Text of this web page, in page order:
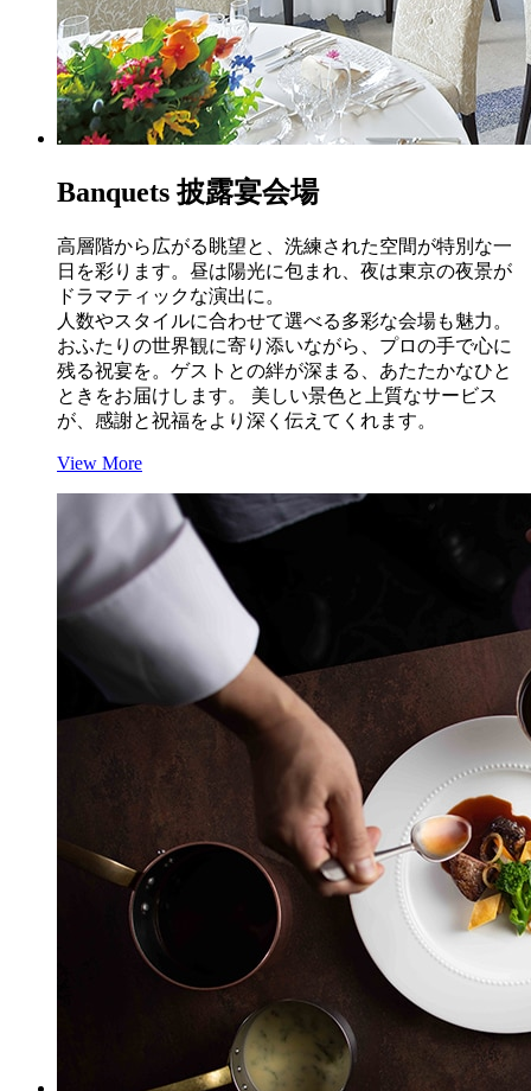
Banquets 披露宴会場
高層階から広がる眺望と、洗練された空間が特別な一
日を彩ります。昼は陽光に包まれ、夜は東京の夜景が
ドラマティックな演出に。
人数やスタイルに合わせて選べる多彩な会場も魅力。
おふたりの世界観に寄り添いながら、プロの手で心に
残る祝宴を。ゲストとの絆が深まる、あたたかなひと
ときをお届けします。 美しい景色と上質なサービス
が、感謝と祝福をより深く伝えてくれます。
View More